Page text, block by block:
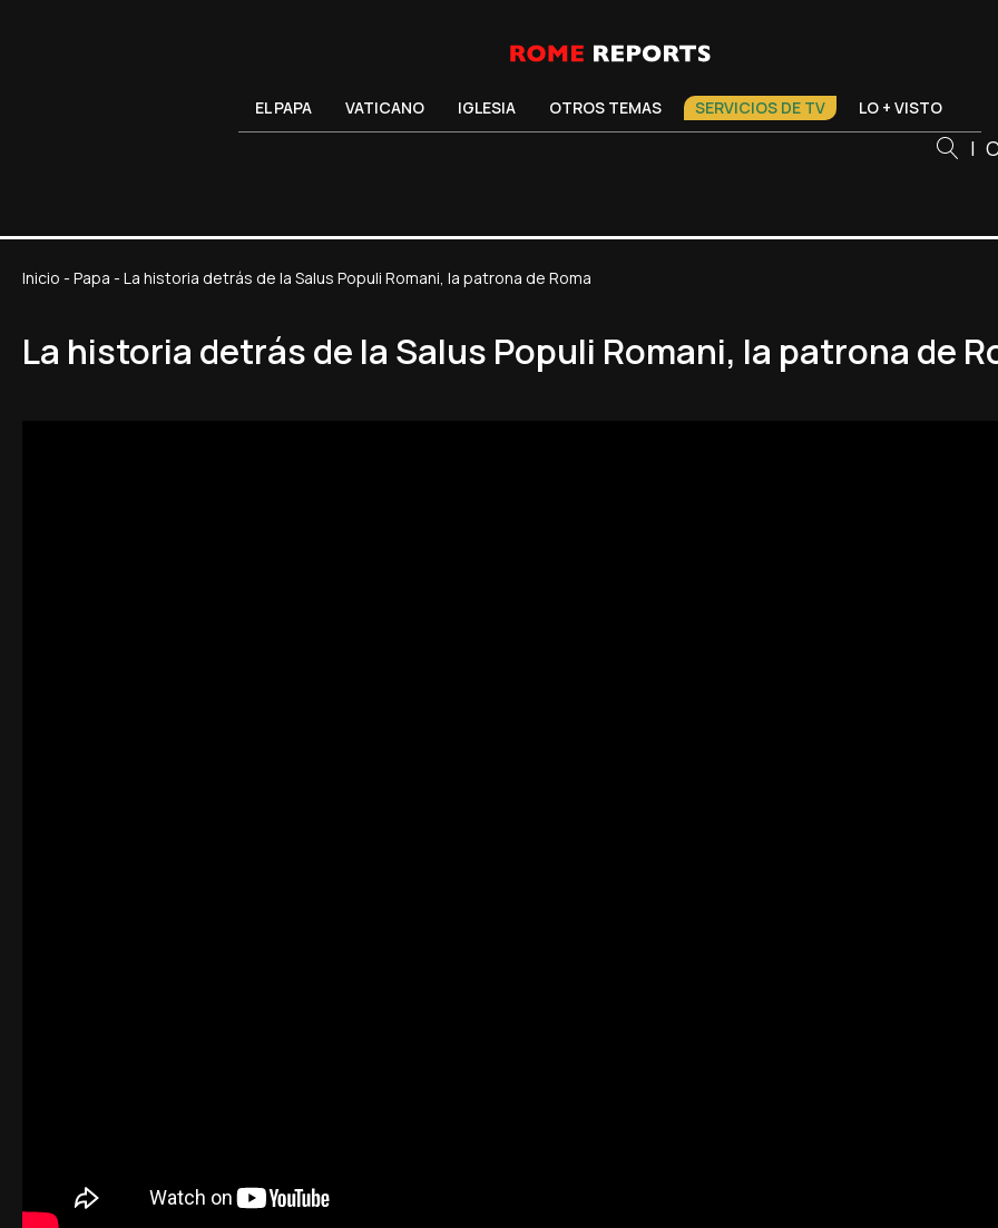
EL PAPA VATICANO IGLESIA OTROS TEMAS SERVICIOS DE TV LO + VISTO
|
Inicio - Papa - La historia detrás de la Salus Populi Romani, la patrona de Roma
La historia detrás de la Salus Populi Romani, la patrona de